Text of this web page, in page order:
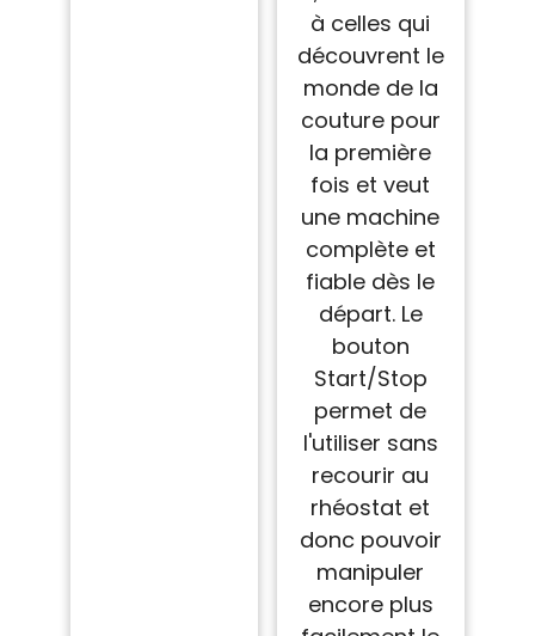
à celles qui
découvrent le
monde de la
couture pour
la première
fois et veut
une machine
complète et
fiable dès le
départ. Le
bouton
Start/Stop
permet de
l'utiliser sans
recourir au
rhéostat et
donc pouvoir
manipuler
encore plus